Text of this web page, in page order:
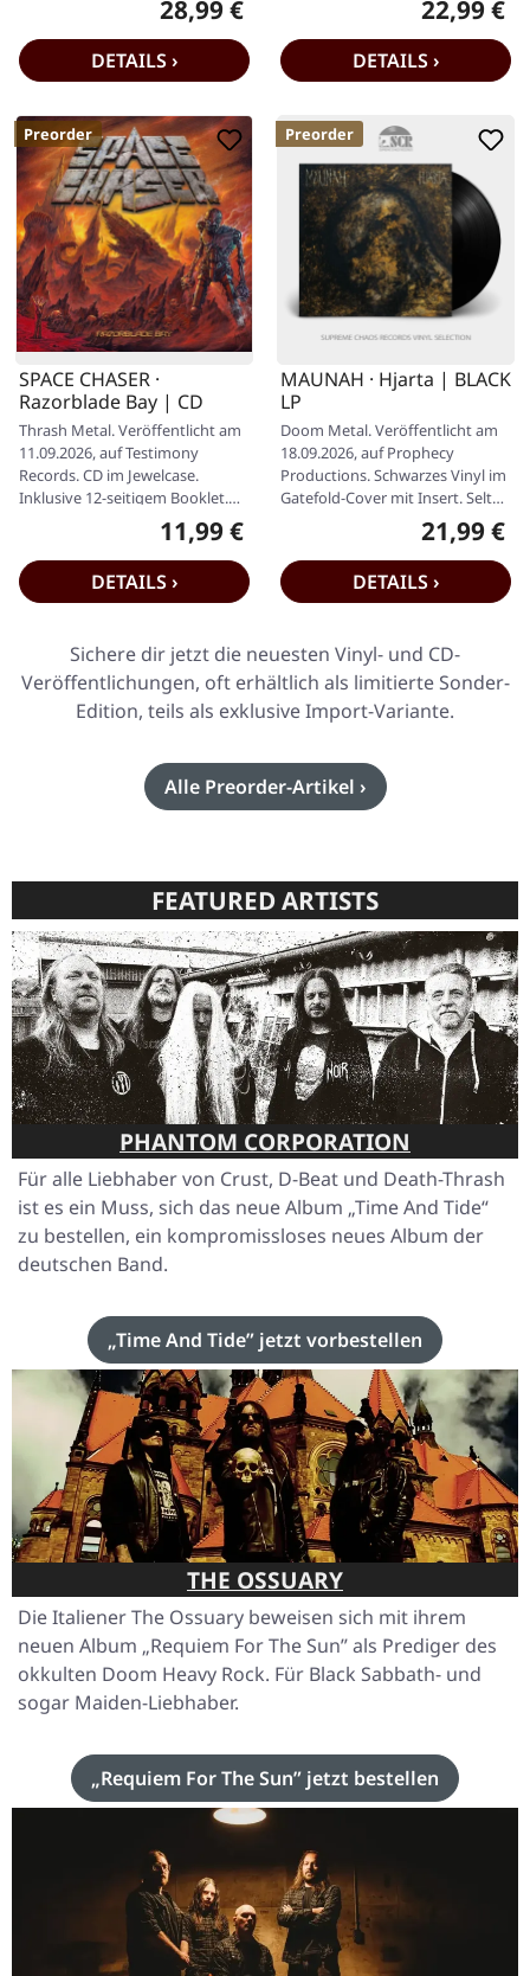
Regulärer Preis:
28,99 €
DETAILS ›
Regulärer
22,99 €
DETAILS ›
Preorder
SPACE CHASER ·
Razorblade Bay | CD
Thrash Metal. Veröffentlicht am
11.09.2026, auf Testimony
Records. CD im Jewelcase.
Inklusive 12-seitigem Booklet.
Schnallt euch an, denn hierRegulärer Preis:
11,99 €
DETAILS ›
Preorder
MAUNAH · Hjarta | BLACK
LP
Doom Metal. Veröffentlicht am
18.09.2026, auf Prophecy
Productions. Schwarzes Vinyl im
Gatefold-Cover mit Insert. Selten
klingt ein Debütalbum derart…
Regulärer
21,99 €
DETAILS ›
Sichere dir jetzt die neuesten Vinyl- und CD-
Veröffentlichungen, oft erhältlich als limitierte Sonder-
Edition, teils als exklusive Import-Variante.
Alle Preorder-Artikel ›
FEATURED ARTISTS
PHANTOM CORPORATION
Für alle Liebhaber von Crust, D-Beat und Death-Thrash
ist es ein Muss, sich das neue Album „Time And Tide“
zu bestellen, ein kompromissloses neues Album der
deutschen Band.
„Time And Tide” jetzt vorbestellen
THE OSSUARY
Die Italiener The Ossuary beweisen sich mit ihrem
neuen Album „Requiem For The Sun”als Prediger des
okkulten Doom Heavy Rock. Für Black Sabbath- und
sogar Maiden-Liebhaber.
„Requiem For The Sun” jetzt bestellen